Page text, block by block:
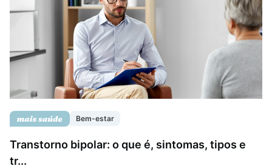
Bem-estar
Transtorno bipolar: o que é, sintomas, tipos e
tr...